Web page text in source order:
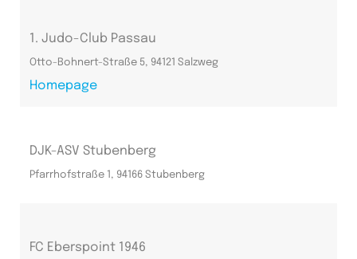
1. Judo-Club Passau
Otto-Bohnert-Straße 5, 94121 Salzweg
Homepage
DJK-ASV Stubenberg
Pfarrhofstraße 1, 94166 Stubenberg
FC Eberspoint 1946